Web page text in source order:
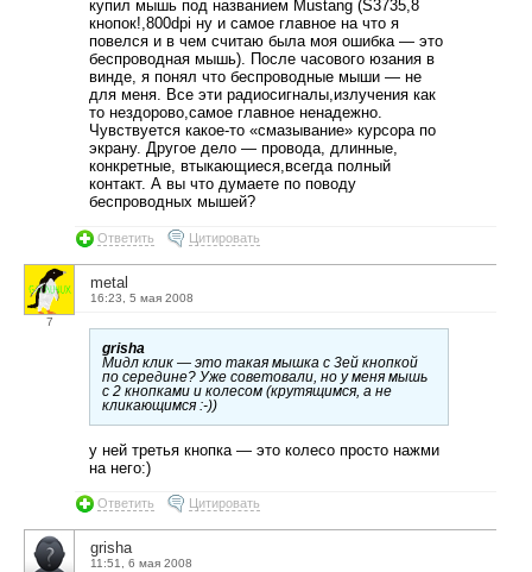
купил мышь под названием Mustang (S3735,8
кнопок!,800dpi ну и самое главное на что я
повелся и в чем считаю была моя ошибка — это
беспроводная мышь). После часового юзания в
винде, я понял что беспроводные мыши — не
для меня. Все эти радиосигналы,излучения как
то нездорово,самое главное ненадежно.
Чувствуется какое-то «смазывание» курсора по
экрану. Другое дело — провода, длинные,
конкретные, втыкающиеся,всегда полный
контакт. А вы что думаете по поводу
беспроводных мышей?
Ответить Цитировать
7
metal
16:23, 5 мая 2008
grisha
Мидл клик — это такая мышка с 3ей кнопкой
по середине? Уже советовали, но у меня мышь
с 2 кнопками и колесом (крутящимся, а не
кликающимся :-))
у ней третья кнопка — это колесо просто нажми
на него:)
Ответить Цитировать
grisha
11:51, 6 мая 2008